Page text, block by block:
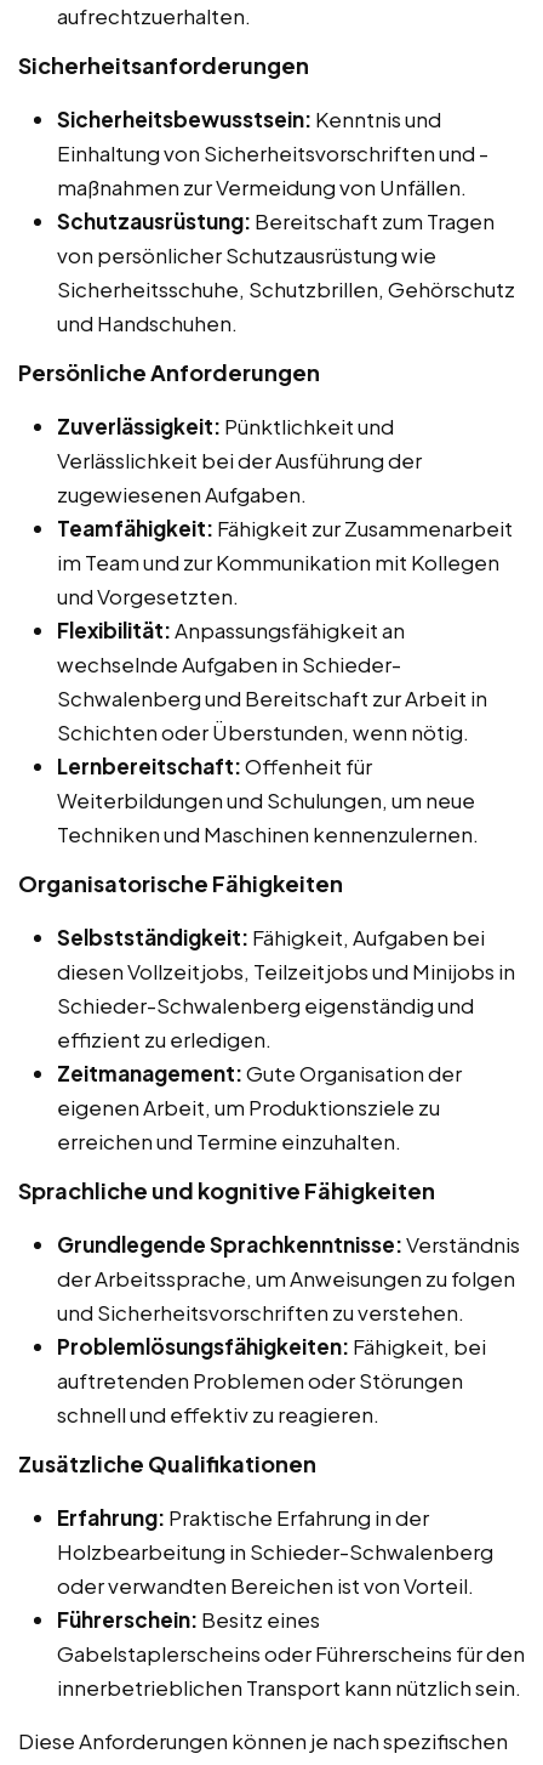
aufrechtzuerhalten.
Sicherheitsanforderungen
Sicherheitsbewusstsein: Kenntnis und
Einhaltung von Sicherheitsvorschriften und -
maßnahmen zur Vermeidung von Unfällen.
Schutzausrüstung: Bereitschaft zum Tragen
von persönlicher Schutzausrüstung wie
Sicherheitsschuhe, Schutzbrillen, Gehörschutz
und Handschuhen.
Persönliche Anforderungen
Zuverlässigkeit: Pünktlichkeit und
Verlässlichkeit bei der Ausführung der
zugewiesenen Aufgaben.
Teamfähigkeit: Fähigkeit zur Zusammenarbeit
im Team und zur Kommunikation mit Kollegen
und Vorgesetzten.
Flexibilität:Anpassungsfähigkeit an
wechselnde Aufgaben in Schieder-
Schwalenberg und Bereitschaft zur Arbeit in
Schichten oder Überstunden, wenn nötig.
Lernbereitschaft:Offenheit für
Weiterbildungen und Schulungen, um neue
Techniken und Maschinen kennenzulernen.
Organisatorische Fähigkeiten
Selbstständigkeit: Fähigkeit, Aufgaben bei
diesen Vollzeitjobs, Teilzeitjobs und Minijobs in
Schieder-Schwalenberg eigenständig und
effizient zu erledigen.
Zeitmanagement:Gute Organisation der
eigenen Arbeit, um Produktionsziele zu
erreichen und Termine einzuhalten.
Sprachliche und kognitive Fähigkeiten
Grundlegende Sprachkenntnisse:Verständnis
der Arbeitssprache, um Anweisungen zu folgen
und Sicherheitsvorschriften zu verstehen.
Problemlösungsfähigkeiten: Fähigkeit, bei
auftretenden Problemen oder Störungen
schnell und effektiv zu reagieren.
Zusätzliche Qualifikationen
Erfahrung: Praktische Erfahrung in der
Holzbearbeitung in Schieder-Schwalenberg
oder verwandten Bereichen ist von Vorteil.
Führerschein: Besitz eines
Gabelstaplerscheins oder Führerscheins für den
innerbetrieblichen Transport kann nützlich sein.
Diese Anforderungen können je nach spezifischen